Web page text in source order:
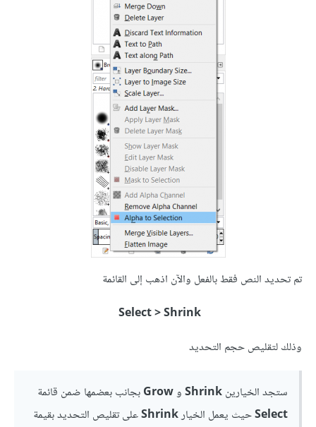
تم تحديد النص فقط بالفعل والآن اذهب إلى القائمة
Select > Shrink
وذلك لتقليص حجم التحديد
ستجد الخيارينShrinkوGrowبجانب بعضمها ضمن قائمة
Selectحيث يعمل الخيارShrinkعلى تقليص التحديد بقيمة